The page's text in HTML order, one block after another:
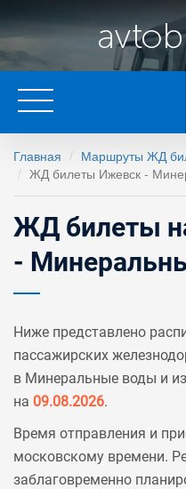
Главная
Маршруты ЖД
ЖД билеты Ижевск -
ЖД билеты
-
Ниже представлено
пассажирских
в Минеральные воды и
на 09.08.2026.
Время отправления и
московскому времени.
заблаговременно